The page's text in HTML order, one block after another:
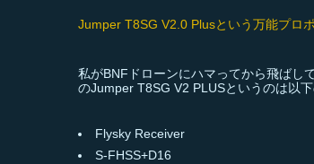
Jumper T8SG V2.0 Plusという万能プロポ
私がBNFドローンにハマってから飛ばし
のJumper T8SG V2 PLUSというのは以
Flysky Receiver
S-FHSS+D16